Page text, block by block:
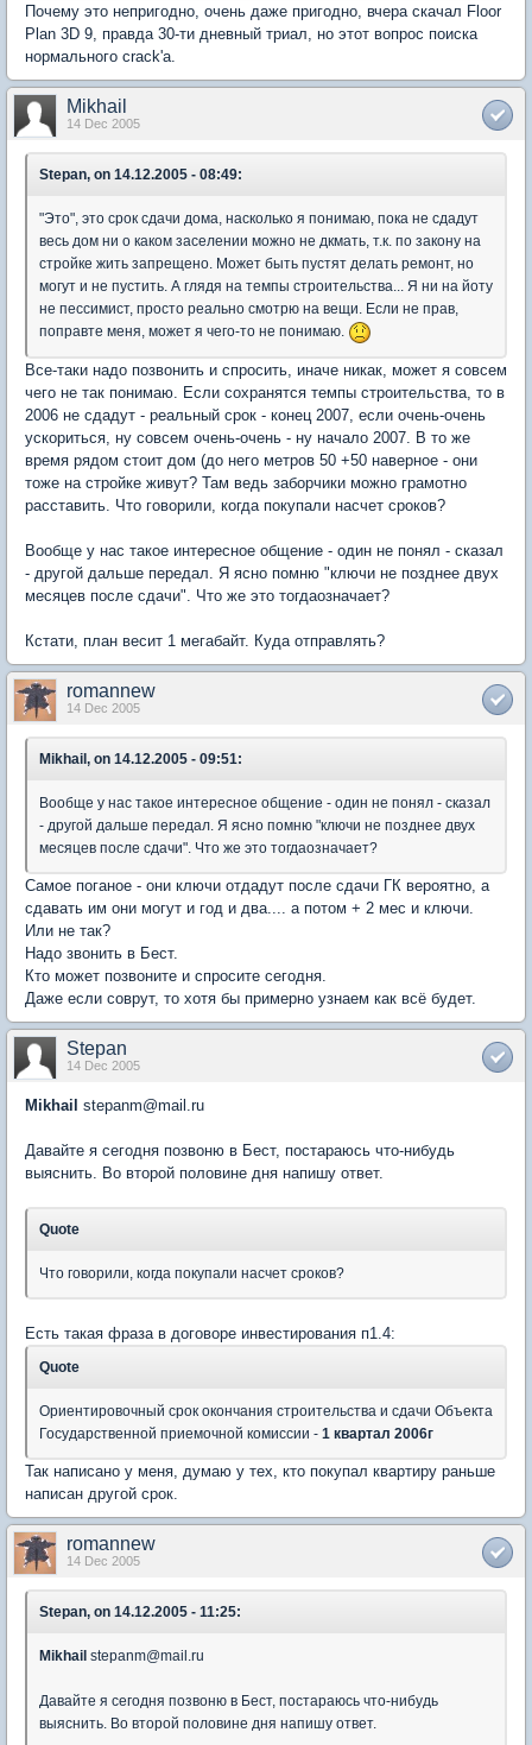
Почему это непригодно, очень даже пригодно, вчера скачал Floor
Plan 3D 9, правда 30-ти дневный триал, но этот вопрос поиска
нормального crack'а.
Mikhail
14 Dec 2005
Stepan, on 14.12.2005 - 08:49:
"Это", это срок сдачи дома, насколько я понимаю, пока не сдадут
весь дом ни о каком заселении можно не дкмать, т.к. по закону на
стройке жить запрещено. Может быть пустят делать ремонт, но
могут и не пустить. А глядя на темпы строительства... Я ни на йоту
не пессимист, просто реально смотрю на вещи. Если не прав,
поправте меня, может я чего-то не понимаю.
Все-таки надо позвонить и спросить, иначе никак, может я совсем
чего не так понимаю. Если сохранятся темпы строительства, то в
2006 не сдадут - реальный срок - конец 2007, если очень-очень
ускориться, ну совсем очень-очень - ну начало 2007. В то же
время рядом стоит дом (до него метров 50 +50 наверное - они
тоже на стройке живут? Там ведь заборчики можно грамотно
расставить. Что говорили, когда покупали насчет сроков?
Вообще у нас такое интересное общение - один не понял - сказал
- другой дальше передал. Я ясно помню "ключи не позднее двух
месяцев после сдачи". Что же это тогдаозначает?
Кстати, план весит 1 мегабайт. Куда отправлять?
romannew
14 Dec 2005
Mikhail, on 14.12.2005 - 09:51:
Вообще у нас такое интересное общение - один не понял - сказал
- другой дальше передал. Я ясно помню "ключи не позднее двух
месяцев после сдачи". Что же это тогдаозначает?
Самое поганое - они ключи отдадут после сдачи ГК вероятно, а
сдавать им они могут и год и два.... а потом + 2 мес и ключи.
Или не так?
Надо звонить в Бест.
Кто может позвоните и спросите сегодня.
Даже если соврут, то хотя бы примерно узнаем как всё будет.
Stepan
14 Dec 2005
Mikhail stepanm@mail.ru
Давайте я сегодня позвоню в Бест, постараюсь что-нибудь
выяснить. Во второй половине дня напишу ответ.
Quote
Что говорили, когда покупали насчет сроков?
Есть такая фраза в договоре инвестирования п1.4:
Quote
Ориентировочный срок окончания строительства и сдачи Объекта
Государственной приемочной комиссии - 1 квартал 2006г
Так написано у меня, думаю у тех, кто покупал квартиру раньше
написан другой срок.
romannew
14 Dec 2005
Stepan, on 14.12.2005 - 11:25:
Mikhail stepanm@mail.ru
Давайте я сегодня позвоню в Бест, постараюсь что-нибудь
выяснить. Во второй половине дня напишу ответ.